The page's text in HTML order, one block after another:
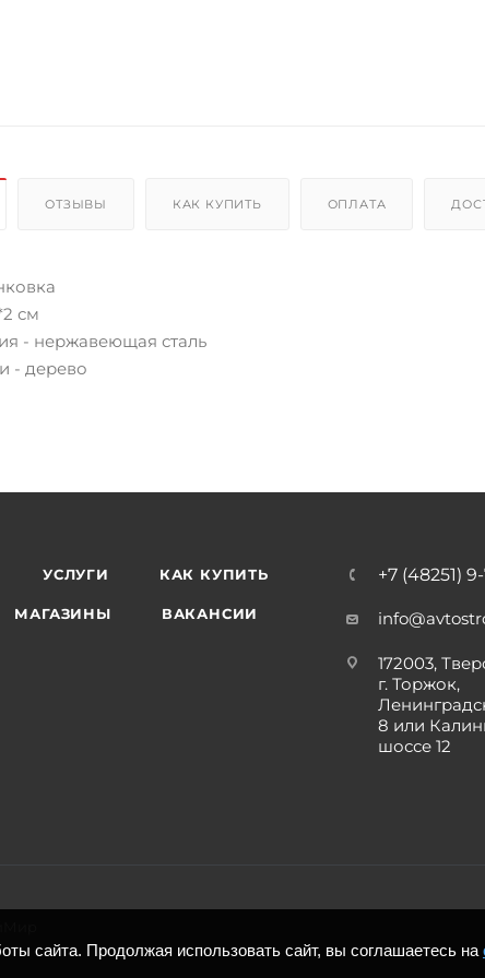
ОТЗЫВЫ КАК КУПИТЬ ОПЛАТА
см
- нержавеющая сталь
- дерево
УСЛУГИ КАК КУПИТЬ
МАГАЗИНЫ ВАКАНСИИ
+7 (48251)
172003,
г. Торжок,
8 или
шоссе 12
сайта. Продолжая использовать сайт, вы соглашаетесь на